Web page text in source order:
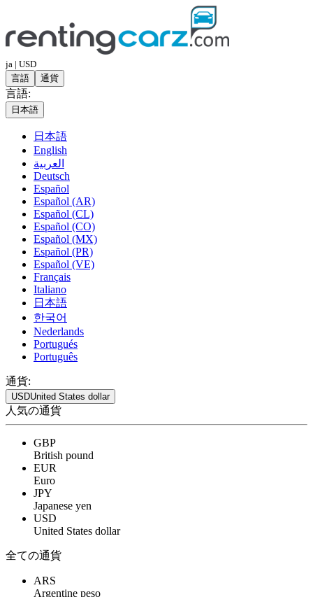
ja | USD
言語
通貨
言語:
日本語
日本語
English
العربية
Deutsch
Español
Español (AR)
Español (CL)
Español (CO)
Español (MX)
Español (PR)
Español (VE)
Français
Italiano
日本語
한국어
Nederlands
Portugués
Português
通貨:
USDUnited States dollar
人気の通貨
GBP
British pound
EUR
Euro
JPY
Japanese yen
USD
United States dollar
全ての通貨
ARS
Argentine peso